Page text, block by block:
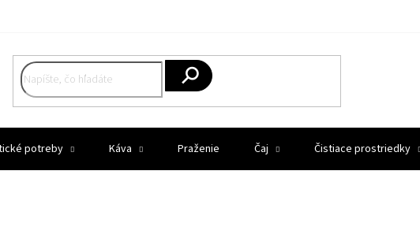
potreby Káva Praženie Čaj Čistiace prostriedky